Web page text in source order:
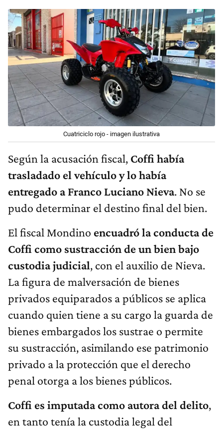
Cuatriciclo rojo - imagen ilustrativa
Según la acusación fiscal, Coffi había
trasladado el vehículo y lo había
entregado a Franco Luciano Nieva. No se
pudo determinar el destino final del bien.
El fiscal Mondino encuadró la conducta de
Coffi como sustracción de un bien bajo
custodia judicial, con el auxilio de Nieva.
La figura de malversación de bienes
privados equiparados a públicos se aplica
cuando quien tiene a su cargo la guarda de
bienes embargados los sustrae o permite
su sustracción, asimilando ese patrimonio
privado a la protección que el derecho
penal otorga a los bienes públicos.
Coffi es imputada como autora del delito,
en tanto tenía la custodia legal del